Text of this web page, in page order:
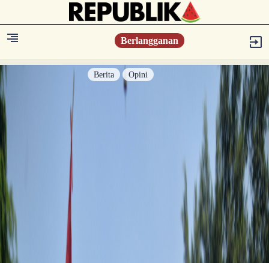
Berlangganan
Berita Opini
Islam Digest
Hikmah
Konsultasi Syariah